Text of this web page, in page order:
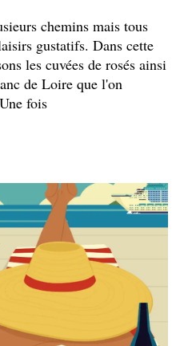
chemins mais tous
gustatifs. Dans cette
les cuvées de rosés ainsi
de Loire que l'on
fois